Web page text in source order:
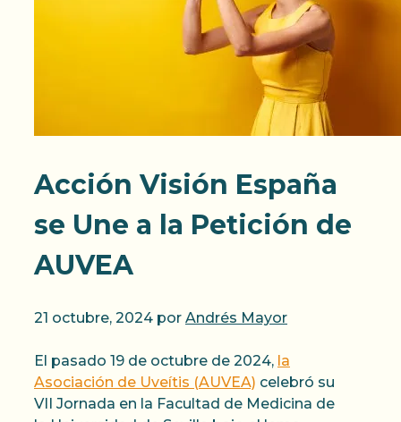
Acción Visión España
se Une a la Petición de
AUVEA
21 octubre, 2024 por Andrés Mayor
El pasado 19 de octubre de 2024, la
Asociación de Uveítis (AUVEA) celebró su
VII Jornada en la Facultad de Medicina de